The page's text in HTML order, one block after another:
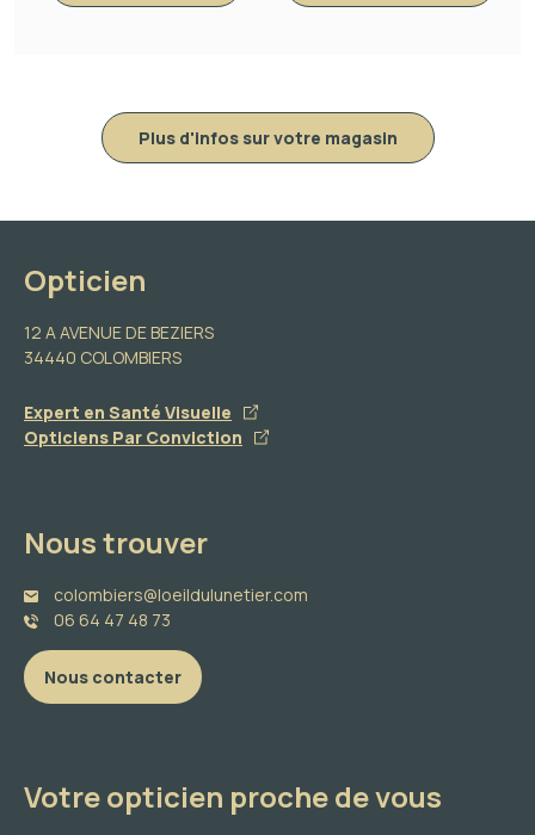
Plus d'infos sur votre magasin
Opticien
12 A AVENUE DE BEZIERS
34440 COLOMBIERS
Expert en Santé Visuelle
Opticiens Par Conviction
Votre opticien proche de vous
Nous trouver
colombiers@loeildulunetier.com
06 64 47 48 73
Nous contacter